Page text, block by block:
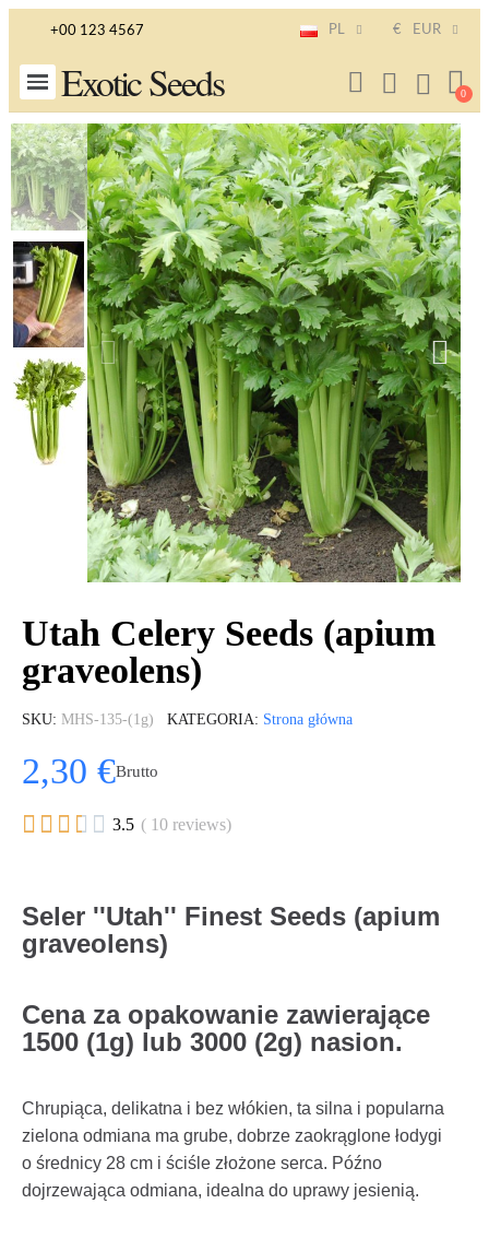
+00 123 4567 PL € EUR
Exotic Seeds
Utah Celery Seeds (apium
graveolens)
SKU MHS-135-(1g) KATEGORIA Strona główna
2,30 €Brutto
     3.5 ( 10 reviews)
Seler ''Utah'' Finest Seeds (apium
graveolens)
Cena za opakowanie zawierające
1500 (1g) lub 3000 (2g) nasion.
Chrupiąca, delikatna i bez włókien, ta silna i popularna
zielona odmiana ma grube, dobrze zaokrąglone łodygi
o średnicy 28 cm i ściśle złożone serca. Późno
dojrzewająca odmiana, idealna do uprawy jesienią.